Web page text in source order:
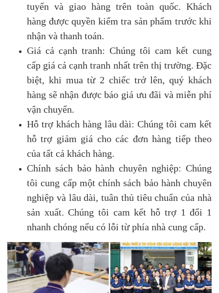
tuyến và giao hàng trên toàn quốc. Khách
hàng được quyền kiểm tra sản phẩm trước khi
nhận và thanh toán.
Giá cả cạnh tranh: Chúng tôi cam kết cung
cấp giá cả cạnh tranh nhất trên thị trường. Đặc
biệt, khi mua từ 2 chiếc trở lên, quý khách
hàng sẽ nhận được báo giá ưu đãi và miễn phí
vận chuyển.
Hỗ trợ khách hàng lâu dài: Chúng tôi cam kết
hỗ trợ giảm giá cho các đơn hàng tiếp theo
của tất cả khách hàng.
Chính sách bảo hành chuyên nghiệp: Chúng
tôi cung cấp một chính sách bảo hành chuyên
nghiệp và lâu dài, tuân thủ tiêu chuẩn của nhà
sản xuất. Chúng tôi cam kết hỗ trợ 1 đổi 1
nhanh chóng nếu có lỗi từ phía nhà cung cấp.